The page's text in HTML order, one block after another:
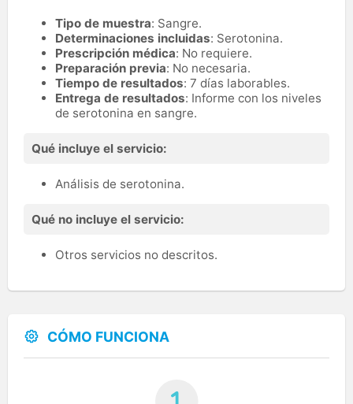
Tipo de muestra: Sangre.
Determinaciones incluidas: Serotonina.
Prescripción médica: No requiere.
Preparación previa: No necesaria.
Tiempo de resultados: 7 días laborables.
Entrega de resultados: Informe con los niveles
de serotonina en sangre.
Qué incluye el servicio:
Análisis de serotonina.
Qué no incluye el servicio:
Otros servicios no descritos.
CÓMO FUNCIONA